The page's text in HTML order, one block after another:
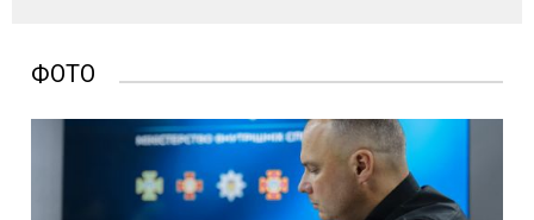
ФОТО